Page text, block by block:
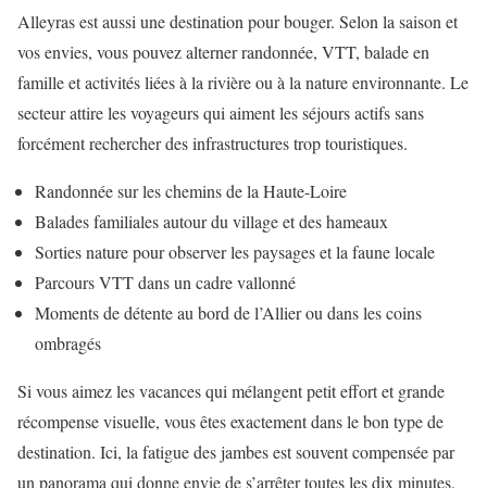
Alleyras est aussi une destination pour bouger. Selon la saison et
vos envies, vous pouvez alterner randonnée, VTT, balade en
famille et activités liées à la rivière ou à la nature environnante. Le
secteur attire les voyageurs qui aiment les séjours actifs sans
forcément rechercher des infrastructures trop touristiques.
Randonnée sur les chemins de la Haute-Loire
Balades familiales autour du village et des hameaux
Sorties nature pour observer les paysages et la faune locale
Parcours VTT dans un cadre vallonné
Moments de détente au bord de l’Allier ou dans les coins
ombragés
Si vous aimez les vacances qui mélangent petit effort et grande
récompense visuelle, vous êtes exactement dans le bon type de
destination. Ici, la fatigue des jambes est souvent compensée par
un panorama qui donne envie de s’arrêter toutes les dix minutes.